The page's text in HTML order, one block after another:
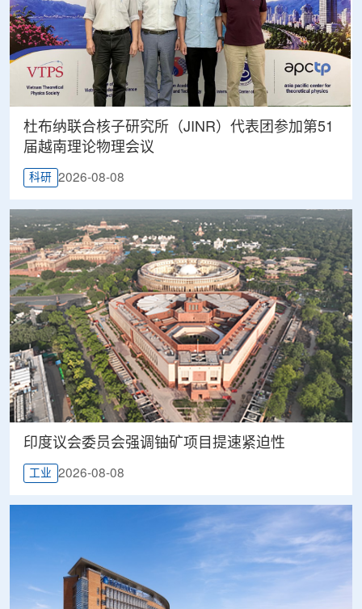
杜布纳联合核子研究所（JINR）代表团参加第51
届越南理论物理会议
科研 2026-08-08
印度议会委员会强调铀矿项目提速紧迫性
工业 2026-08-08